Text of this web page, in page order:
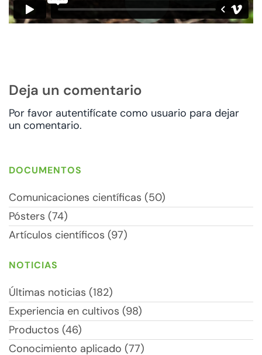
Deja un comentario
Por favor autentifícate como usuario para dejar
un comentario.
DOCUMENTOS
Comunicaciones científicas (50)
Pósters (74)
Artículos científicos (97)
NOTICIAS
Últimas noticias (182)
Experiencia en cultivos (98)
Productos (46)
Conocimiento aplicado (77)